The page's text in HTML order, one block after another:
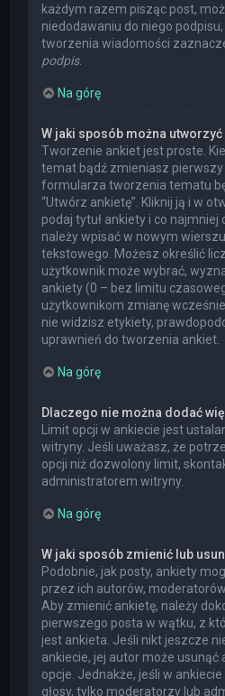
każdym razem pisząc post,
niedodawaniu do niego
tworzenia wiadomości
podpis.
Na górę
W jaki sposób można utworzyć
Tworzenie ankiet jest proste.
temat bądź zmieniasz
formularza tworzenia tematu
“Utwórz ankietę”. Kliknij ją i w
podaj tytuł ankiety i co najmniej
należy wpisać w nowym
tekstowego. Możesz określić
użytkownik może wybrać,
ankiety (0 – bez limitu
użytkownikom zmianę
nie widzisz etykiety,
uprawnień do tworzenia ankiet.
Na górę
Dlaczego nie można dodać
Limit opcji w ankiecie jest
witryny. Jeśli uważasz, że
opcji niż dozwolony limit,
administratorem witryny.
Na górę
W jaki sposób zmienić lub
Podobnie, jak posty, ankiety
przez ich autorów,
Aby zmienić ankietę, należy
pierwszego posta w wątku, z
jest ankieta. Jeśli nikt jeszcze
ankiecie, jej autor może usunąć
opcje. Jednakże, jeśli w
głosy, tylko moderatorzy lub